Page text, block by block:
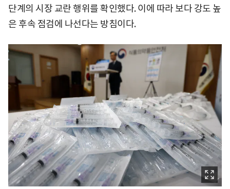
단계의 시장 교란 행위를 확인했다. 이에 따라 보다 강도 높
은 후속 점검에 나선다는 방침이다.